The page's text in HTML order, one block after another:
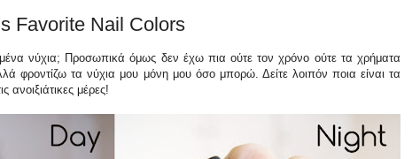
Favorite Nail Colors
νύχια; Προσωπικά όμως δεν έχω πια ούτε τον χρόνο ούτε τα χρήματα
φροντίζω τα νύχια μου μόνη μου όσο μπορώ. Δείτε λοιπόν ποια είναι τα
ανοιξιάτικες μέρες!